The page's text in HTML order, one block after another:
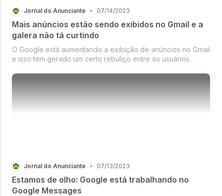
Jornal do Anunciante • 07/14/2023
Mais anúncios estão sendo exibidos no Gmail e a
galera não tá curtindo
O Google está aumentando a exibição de anúncios no Gmail
e isso tem gerado um certo rebuliço entre os usuários…
Jornal do Anunciante • 07/13/2023
Estamos de olho: Google está trabalhando no
Google Messages